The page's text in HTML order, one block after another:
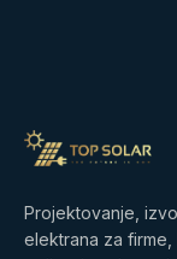
Projektovanje,
elektrana za